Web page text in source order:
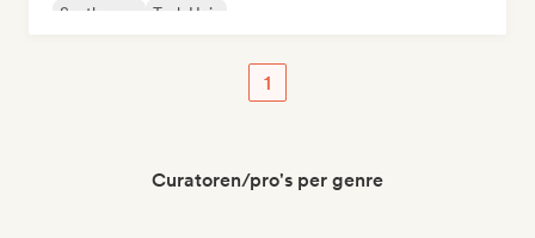
Synthwave
Tech Huis
1
Curatoren/pro's per genre